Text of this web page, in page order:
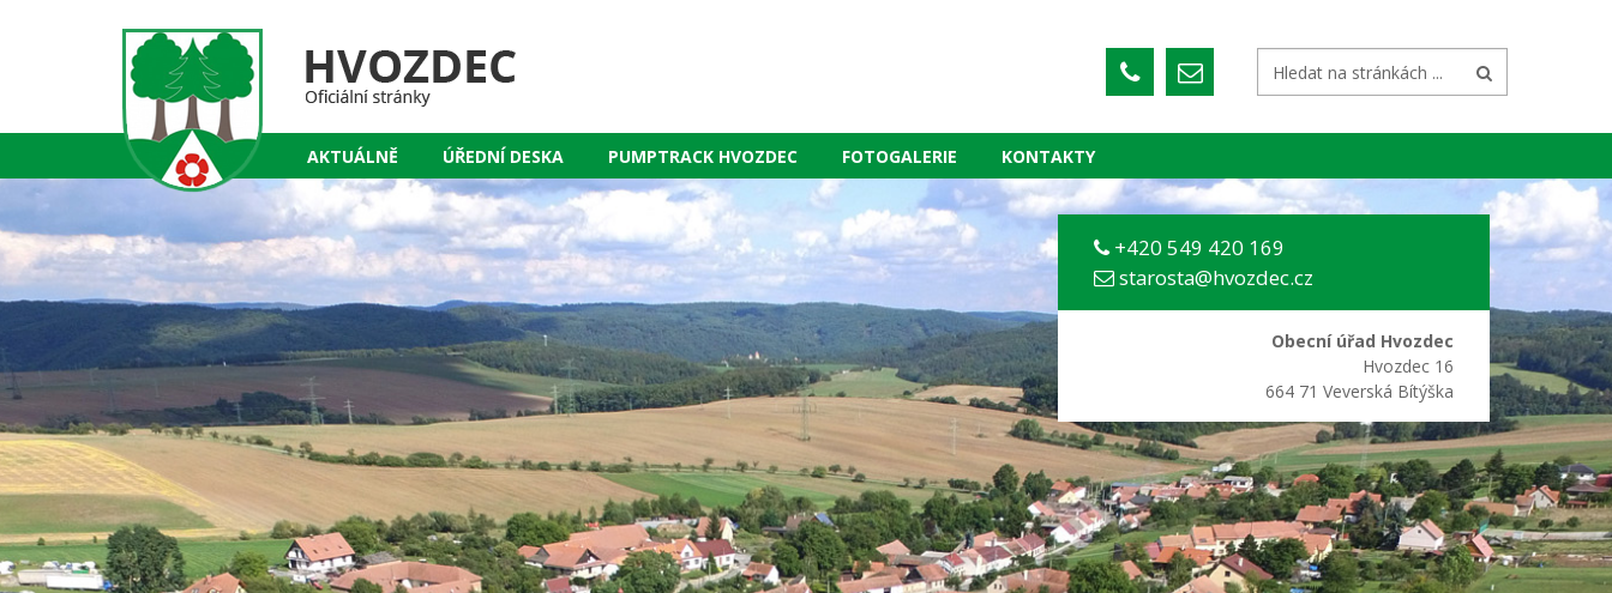
AKTUÁLNĚ ÚŘEDNÍ DESKA PUMPTRACK HVOZDEC FOTOGALERIE KONTAKTY
+420 549 420 169
starosta@hvozdec.cz
Obecní úřad Hvozdec
Hvozdec 16
664 71 Veverská Bítýška